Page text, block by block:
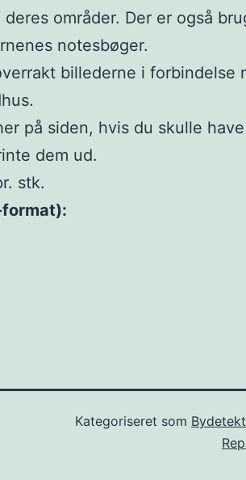
områder. Der er også
notesbøger.
billederne i forbindelse
på siden, hvis du skulle
dem ud.
stk.
Kategoriseret som